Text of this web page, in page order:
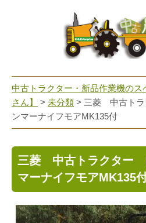
navigation
中古トラクター・新品作業機の
さん】
> 未分類 > 三菱 中古ト
ンマーナイフモアMK135付
三菱 中古トラクター
マーナイフモアMK135